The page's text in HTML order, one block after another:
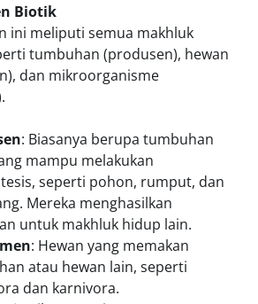
Biotik
ini meliputi semua makhluk
tumbuhan (produsen), hewan
dan mikroorganisme
: Biasanya berupa tumbuhan
mampu melakukan
seperti pohon, rumput, dan
Mereka menghasilkan
untuk makhluk hidup lain.
: Hewan yang memakan
atau hewan lain, seperti
dan karnivora.